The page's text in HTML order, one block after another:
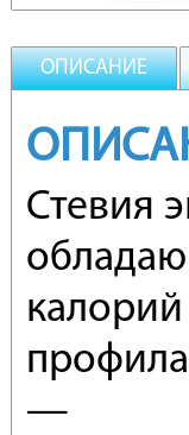
ОПИСАНИЕ
Стевия
—